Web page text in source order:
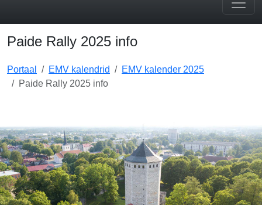
Paide Rally 2025 info
Portaal EMV kalendrid
EMV kalender 2025
Paide Rally 2025 info